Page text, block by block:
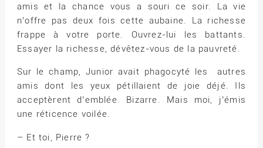
amis et la chance vous a souri ce soir. La vie
n’offre pas deux fois cette aubaine. La richesse
frappe à votre porte. Ouvrez-lui les battants.
Essayer la richesse, dévêtez-vous de la pauvreté.
Sur le champ, Junior avait phagocyté les autres
amis dont les yeux pétillaient de joie déjé. Ils
acceptèrent d’emblée. Bizarre. Mais moi, j’émis
une réticence voilée.
– Et toi, Pierre ?